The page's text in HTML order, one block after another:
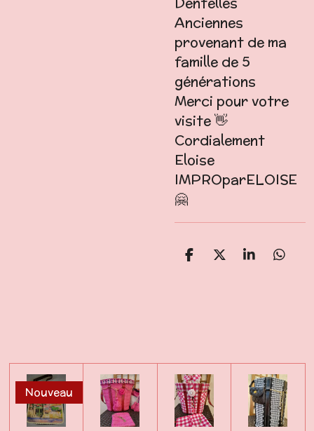
Anciennes
provenant de ma
famille de 5
générations
Merci pour votre
visite 👋
Cordialement
Eloise
IMPROparELOISE
🤗
P P P P
Nouveau